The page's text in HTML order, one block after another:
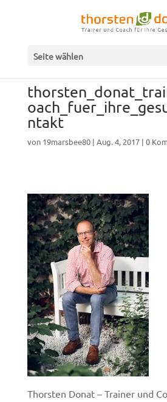
Seite wählen
ntakt
von 19marsbee80| Aug. 4, 2017| 0
Thorsten Donat – Trainer und